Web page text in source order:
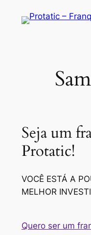
Seja um
Protatic!
VOCÊ ESTÁ A
MELHOR
Quero ser um